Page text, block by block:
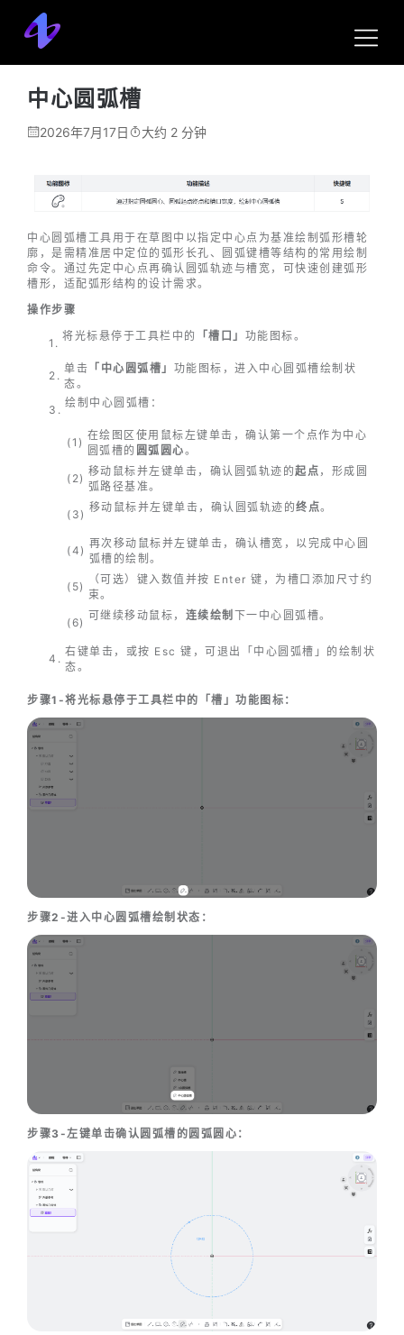
帮助中心
中心圆弧槽
2026年7月17日 大约 2 分钟
中心圆弧槽工具用于在草图中以指定中心点为基准绘制弧形槽轮
廓，是需精准居中定位的弧形长孔、圆弧键槽等结构的常用绘制
命令。通过先定中心点再确认圆弧轨迹与槽宽，可快速创建弧形
槽形，适配弧形结构的设计需求。
操作步骤
将光标悬停于工具栏中的
「槽口」 功能图标。
单击 「中心圆弧槽」 功能图标，进入中心圆弧槽绘制状
态。
绘制中心圆弧槽：
在绘图区使用鼠标左键单击，确认第一个点作为中心
圆弧槽的 圆弧圆心。
移动鼠标并左键单击，确认圆弧轨迹的起点 ，形成圆
弧路径基准。
移动鼠标并左键单击，确认圆弧轨迹的终点。
再次移动鼠标并左键单击，确认槽宽，以完成中心圆
弧槽的绘制。
（可选）键入数值并按 Enter 键，为槽口添加尺寸约
束。
可继续移动鼠标， 连续绘制 下一中心圆弧槽。
右键单击，或按 Esc 键，可退出「中心圆弧槽」的绘制状
态。
步骤1-将光标悬停于工具栏中的「槽」功能图标：
步骤2-进入中心圆弧槽绘制状态：
步骤3-左键单击确认圆弧槽的圆弧圆心：